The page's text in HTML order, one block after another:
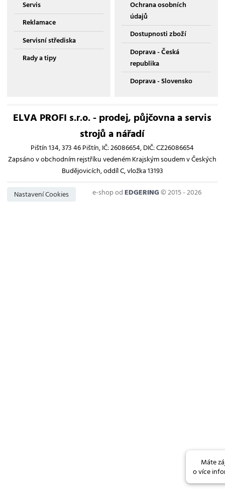
Servis
Reklamace
Servisní střediska
Rady a tipy
Ochrana osobních
údajů
Dostupnosti zboží
Doprava - Česká
republika
Doprava - Slovensko
ELVA PROFI s.r.o. - prodej, půjčovna a servis
strojů a nářadí
Pištín 134, 373 46 Pištín, IČ: 26086654, DIČ: CZ26086654
Zapsáno v obchodním rejstříku vedeném Krajským soudem v Českých
Budějovicích, oddíl C, vložka 13193
Nastavení Cookies e-shop odEDGERING© 2015 - 2026
Máte
o více